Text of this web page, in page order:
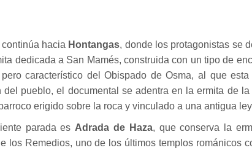
hacia Hontangas, donde los protagonistas se
dedicada a San Mamés, construida con un tipo de
pero característico del Obispado de Osma, al que
del pueblo, el documental se adentra en la ermita de
erigido sobre la roca y vinculado a una antigua
parada esAdrada de Haza, que conserva la
los Remedios, uno de los últimos templos románicos